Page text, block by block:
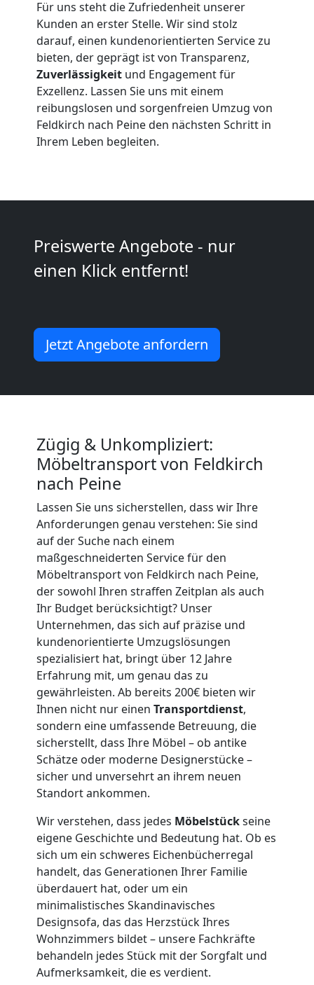
Für uns steht die Zufriedenheit unserer
Kunden an erster Stelle. Wir sind stolz
darauf, einen kundenorientierten Service zu
bieten, der geprägt ist von Transparenz,
Zuverlässigkeit und Engagement für
Exzellenz. Lassen Sie uns mit einem
reibungslosen und sorgenfreien Umzug von
Feldkirch nach Peine den nächsten Schritt in
Ihrem Leben begleiten.
Preiswerte Angebote - nur
einen Klick entfernt!
Jetzt Angebote anfordern
Zügig & Unkompliziert:
Möbeltransport von Feldkirch
nach Peine
Lassen Sie uns sicherstellen, dass wir Ihre
Anforderungen genau verstehen: Sie sind
auf der Suche nach einem
maßgeschneiderten Service für den
Möbeltransport von Feldkirch nach Peine,
der sowohl Ihren straffen Zeitplan als auch
Ihr Budget berücksichtigt? Unser
Unternehmen, das sich auf präzise und
kundenorientierte Umzugslösungen
spezialisiert hat, bringt über 12 Jahre
Erfahrung mit, um genau das zu
gewährleisten. Ab bereits 200€ bieten wir
Ihnen nicht nur einen Transportdienst,
sondern eine umfassende Betreuung, die
sicherstellt, dass Ihre Möbel – ob antike
Schätze oder moderne Designerstücke –
sicher und unversehrt an ihrem neuen
Standort ankommen.
Wir verstehen, dass jedes Möbelstückseine
eigene Geschichte und Bedeutung hat. Ob es
sich um ein schweres Eichenbücherregal
handelt, das Generationen Ihrer Familie
überdauert hat, oder um ein
minimalistisches Skandinavisches
Designsofa, das das Herzstück Ihres
Wohnzimmers bildet – unsere Fachkräfte
behandeln jedes Stück mit der Sorgfalt und
Aufmerksamkeit, die es verdient.
Beiladung
Feldkirch
Mini
Umzug
Kunsttransport
Feldkirch
Umzug
Feldkirch
Mann
LKW
Möbellift
Feldkirch
Übersiedlung
Feldkirch
Klaviertransport